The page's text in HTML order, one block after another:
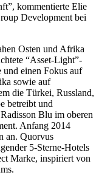
kommentierte Elie
Development bei
Osten und Afrika
“Asset-Light”-
und einen Fokus auf
sowie auf
die Türkei, Russland,
betreibt und
Blu im oberen
Anfang 2014
an. Quorvus
5-Sterne-Hotels
Marke, inspiriert von